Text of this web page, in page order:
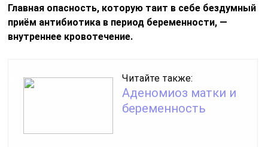
Главная опасность, которую таит в себе бездумный
приём антибиотика в период беременности, —
внутреннее кровотечение.
Читайте также:
Аденомиоз матки и
беременность